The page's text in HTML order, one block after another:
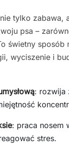
tylko zabawa,
psa –
świetny sposób
wyciszenie i
: rozwija
: praca nosem
stres.